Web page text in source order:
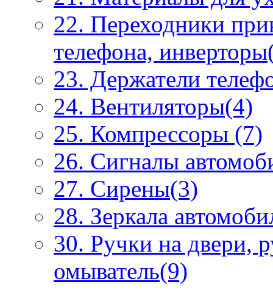
22. Переходники
телефона,
23. Держатели
24. Вентиляторы(4)
25. Компрессоры (7)
26. Сигналы
27. Сирены(3)
28. Зеркала
30. Ручки на двери,
омыватель(9)